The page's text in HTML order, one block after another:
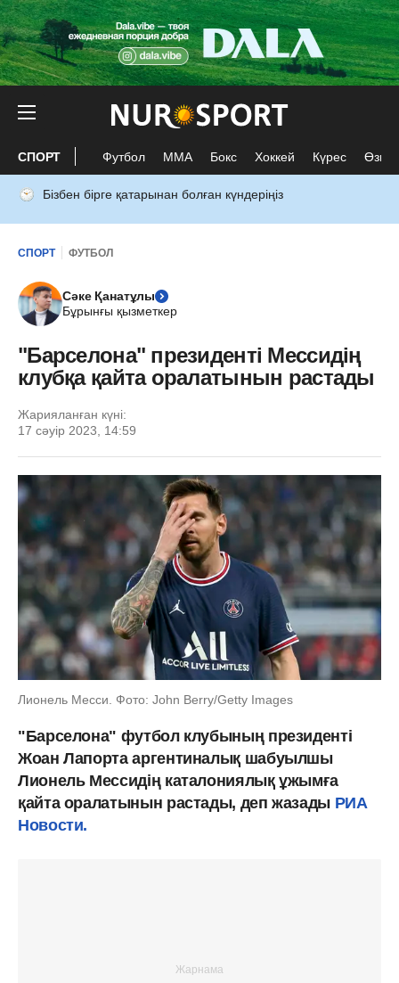
СПОРТ Футбол ММА Бокс Хоккей Күрес Өзге
Бізбен бірге қатарынан болған күндеріңіз
СПОРТ ФУТБОЛ
Сәке Қанатұлы
Бұрынғы қызметкер
"Барселона" президенті Мессидің
клубқа қайта оралатынын растады
Жарияланған күні:
17 сәуір 2023, 14:59
Лионель Месси. Фото: John Berry/Getty Images
"Барселона" футбол клубының президенті
Жоан Лапорта аргентиналық шабуылшы
Лионель Мессидің каталониялық ұжымға
қайта оралатынын растады, деп жазады РИА
Новости.